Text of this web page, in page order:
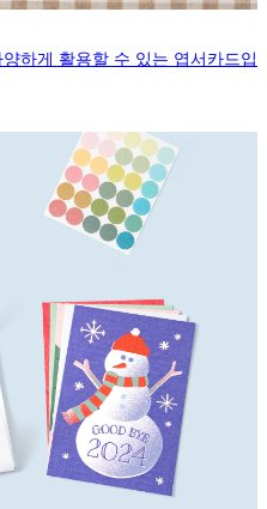
하게 활용할 수 있는 엽서카드입